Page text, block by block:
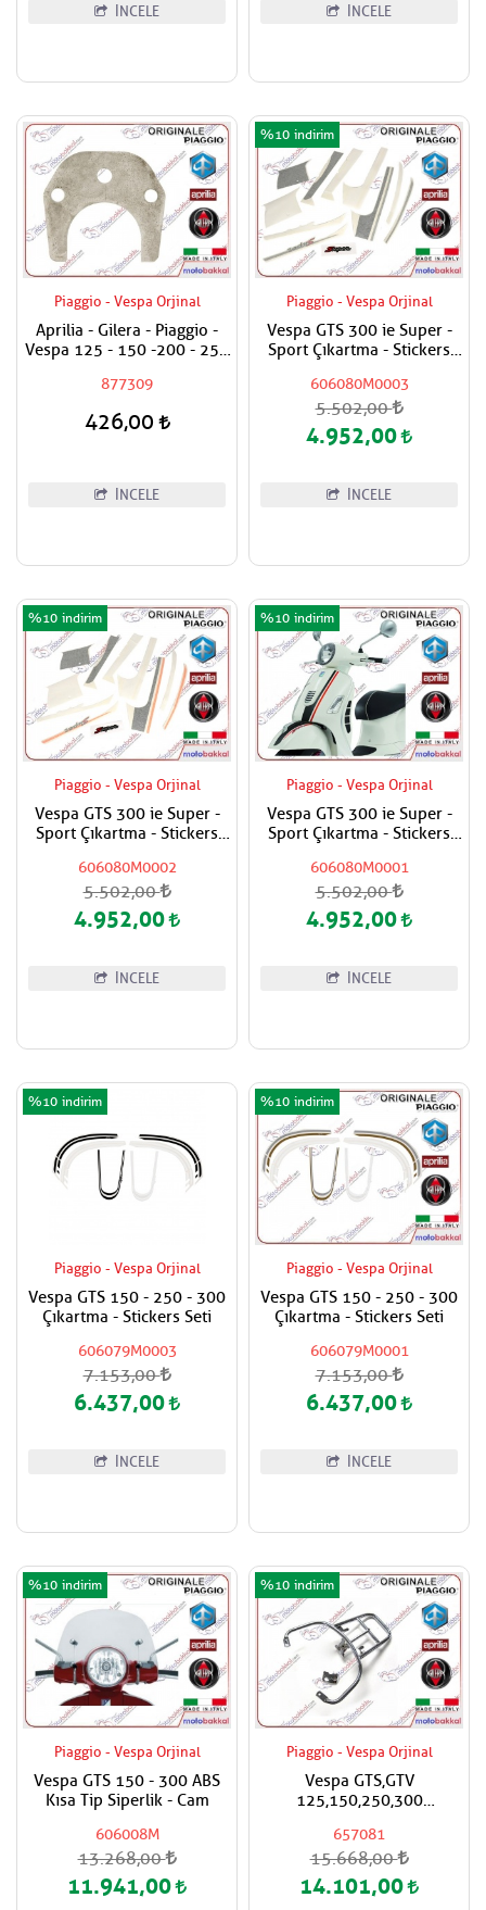
İNCELE İNCELE
Piaggio - Vespa Orjinal
Aprilia - Gilera - Piaggio -
Vespa 125 - 150 -200 - 250
Hilali
877309
426,00
İNCELE
Piaggio - Vespa Orjinal
Vespa GTS 300 ie Super -
Sport Çıkartma - Stickers
606080M0003
%10
5.502,00
4.952,00
İNCELE
Piaggio - Vespa Orjinal
Vespa GTS 300 ie Super -
Sport Çıkartma - Stickers
606080M0002
%10
5.502,00
4.952,00
İNCELE
Piaggio - Vespa Orjinal
Vespa GTS 300 ie Super -
Sport Çıkartma - Stickers
606080M0001
%10
5.502,00
4.952,00
İNCELE
Piaggio - Vespa Orjinal
Vespa GTS 150 - 250 - 300
Çıkartma - Stickers Seti
606079M0003
%10
7.153,00
6.437,00
İNCELE
Piaggio - Vespa Orjinal
Vespa GTS 150 - 250 - 300
Çıkartma - Stickers Seti
606079M0001
%10
7.153,00
6.437,00
İNCELE
Piaggio - Vespa Orjinal
Vespa GTS 150 - 300 ABS
Kısa Tip Siperlik - Cam
606008M
%10
13.268,00
11.941,00
Piaggio - Vespa Orjinal
Vespa GTS,GTV
125,150,250,300
Piaggio,Vespa Orjinal Çanta
Aparatı
657081
%10
15.668,00
14.101,00